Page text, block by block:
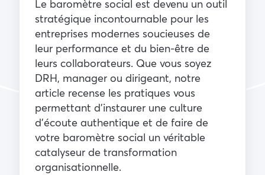
Le baromètre social est devenu un outil
stratégique incontournable pour les
entreprises modernes soucieuses de
leur performance et du bien-être de
leurs collaborateurs. Que vous soyez
DRH, manager ou dirigeant, notre
article recense les pratiques vous
permettant d’instaurer une culture
d’écoute authentique et de faire de
votre baromètre social un véritable
catalyseur de transformation
organisationnelle.